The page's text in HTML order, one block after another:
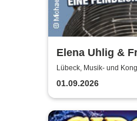
Elena Uhlig &
Ehe - eine
Übernahme
Lübeck, Musik- und
01.09.2026